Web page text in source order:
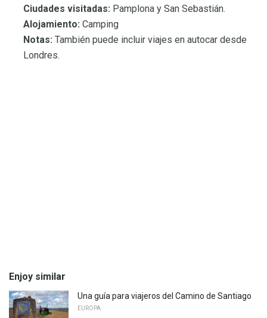
Ciudades visitadas: Pamplona y San Sebastián.
Alojamiento: Camping
Notas: También puede incluir viajes en autocar desde
Londres.
Enjoy similar
Una guía para viajeros del Camino de Santiago
EUROPA